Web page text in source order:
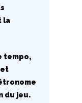
la
tempo,
du jeu.